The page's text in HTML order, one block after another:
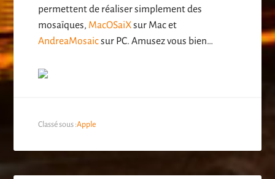
permettent de réaliser simplement des
mosaïques, MacOSaiXsur Mac et
AndreaMosaicsur PC. Amusez vous bien…
Classé sous :Apple